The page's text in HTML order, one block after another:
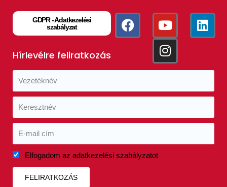
GDPR - Adatkezelési
szabályzat
Hírlevélre feliratkozás
Elfogadom az adatkezelési szabályzatot
FELIRATKOZÁS